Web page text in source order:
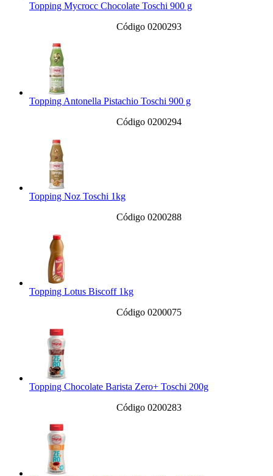
Topping Mycrocc Chocolate Toschi 900 g
Código 0200293
Topping Antonella Pistachio Toschi 900 g
Código 0200294
Topping Noz Toschi 1kg
Código 0200288
Topping Lotus Biscoff 1kg
Código 0200075
Topping Chocolate Barista Zero+ Toschi 200g
Código 0200283